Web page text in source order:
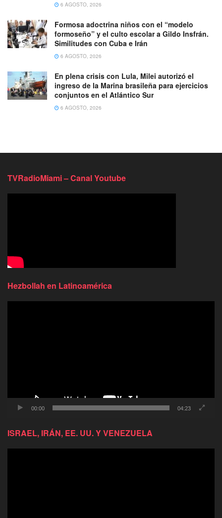
6 AGOSTO, 2026
Formosa adoctrina niños con el “modelo
formoseño” y el culto escolar a Gildo Insfrán.
Similitudes con Cuba e Irán
6 AGOSTO, 2026
En plena crisis con Lula, Milei autorizó el
ingreso de la Marina brasileña para ejercicios
conjuntos en el Atlántico Sur
6 AGOSTO, 2026
TVRadioMiami – Canal Youtube
Hezbollah en Latinoamérica
00:00 04:23
ISRAEL, IRÁN, EE. UU. Y VENEZUELA